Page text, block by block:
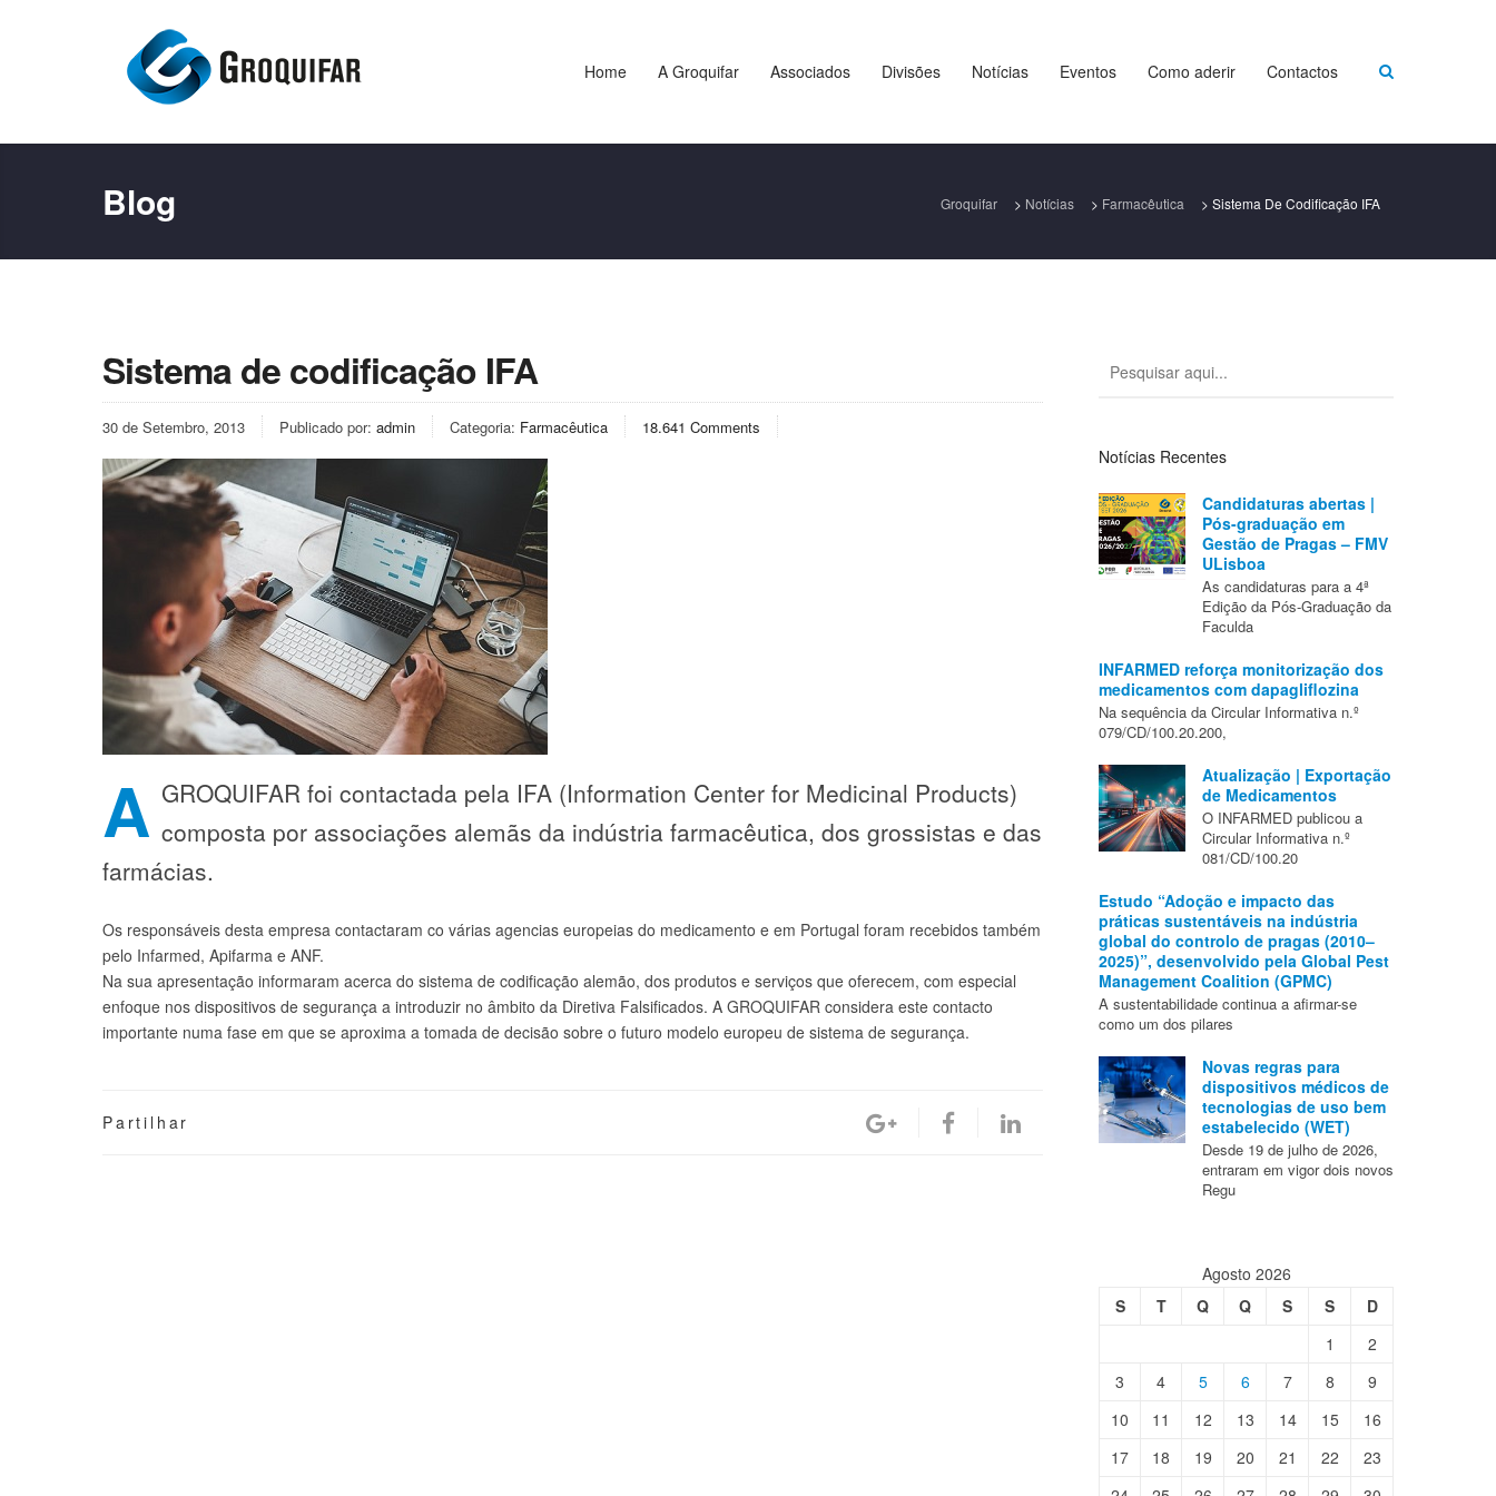
Home A Groquifar Associados Divisões Notícias Eventos Como aderir Contactos
Blog Groquifar > Notícias > Farmacêutica > Sistema De Codificação IFA
Sistema de codificação IFA
30 de Setembro, 2013 Publicado por: admin Categoria: Farmacêutica 18.641 Comments
A GROQUIFAR foi contactada pela IFA (Information Center for Medicinal Products)
composta por associações alemãs da indústria farmacêutica, dos grossistas e das
farmácias.
Os responsáveis desta empresa contactaram co várias agencias europeias do medicamento e em Portugal foram recebidos também
pelo Infarmed, Apifarma e ANF.
Na sua apresentação informaram acerca do sistema de codificação alemão, dos produtos e serviços que oferecem, com especial
enfoque nos dispositivos de segurança a introduzir no âmbito da Diretiva Falsificados. A GROQUIFAR considera este contacto
importante numa fase em que se aproxima a tomada de decisão sobre o futuro modelo europeu de sistema de segurança.
Partilhar
Notícias Recentes
Candidaturas abertas |
Pós-graduação em
Gestão de Pragas – FMV
ULisboa
As candidaturas para a 4ª
Edição da Pós-Graduação da
Faculda
INFARMED reforça monitorização dos
medicamentos com dapagliflozina
Na sequência da Circular Informativa n.º
079/CD/100.20.200,
Atualização | Exportação
de Medicamentos
O INFARMED publicou a
Circular Informativa n.º
081/CD/100.20
Estudo “Adoção e impacto das
práticas sustentáveis na indústria
global do controlo de pragas (2010–
2025)”, desenvolvido pela Global Pest
Management Coalition (GPMC)
A sustentabilidade continua a afirmar-se
como um dos pilares
Novas regras para
dispositivos médicos de
tecnologias de uso bem
estabelecido (WET)
Desde 19 de julho de 2026,
entraram em vigor dois novos
Regu
Agosto 2026
S
T Q Q S S
D
1
2
3
4 5 6 7 8
9
10
11 12 13 14 15
16
17
18 19 20 21 22
23